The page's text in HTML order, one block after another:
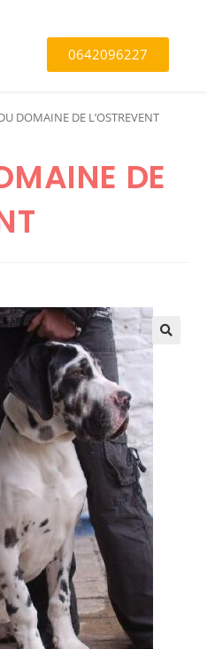
0642096227
DOMAINE DE L’OSTREVENT
DE